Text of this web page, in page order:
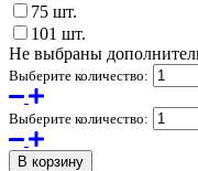
75 шт.
101 шт.
Не выбраны
Выберите количество:
Выберите количество:
В корзину